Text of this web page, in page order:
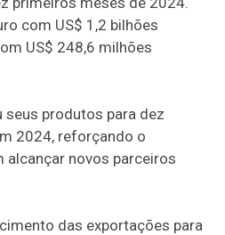
com US$ 1,2 bilhões
US$ 248,6 milhões
seus produtos para dez
2024, reforçando o
alcançar novos parceiros
das exportações para